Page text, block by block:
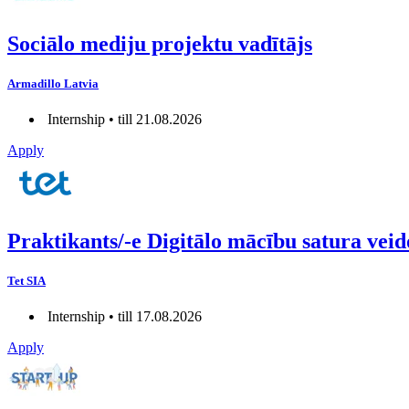
Sociālo mediju projektu vadītājs
Armadillo Latvia
Internship • till 21.08.2026
Apply
Praktikants/-e Digitālo mācību satura
Tet SIA
Internship • till 17.08.2026
Apply